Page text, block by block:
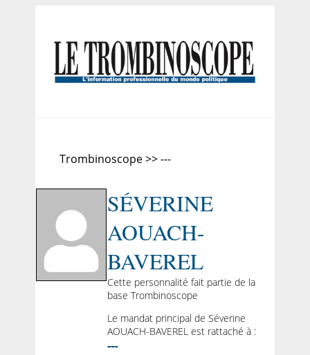
Trombinoscope >> ---
SÉVERINE
AOUACH-
BAVEREL
Cette personnalité fait partie de la
base Trombinoscope
Le mandat principal de Séverine
AOUACH-BAVEREL est rattaché à :
---